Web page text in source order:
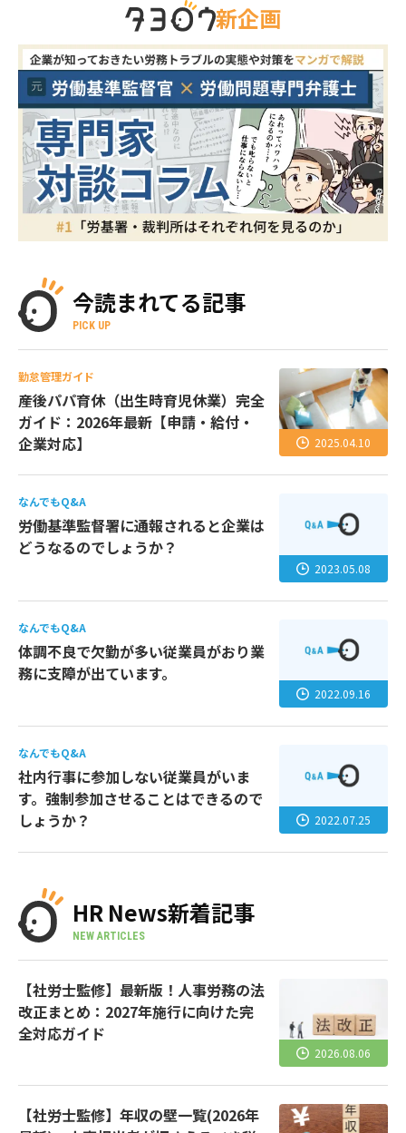
新企画
今読まれてる記事
PICK UP
勤怠管理ガイド
産後パパ育休（出生時育児休業）完全
ガイド：2026年最新【申請・給付・
企業対応】
2025.04.10
なんでもQ&A
労働基準監督署に通報されると企業は
どうなるのでしょうか？
2023.05.08
なんでもQ&A
体調不良で欠勤が多い従業員がおり業
務に支障が出ています。
2022.09.16
なんでもQ&A
社内行事に参加しない従業員がいま
す。強制参加させることはできるので
しょうか？
2022.07.25
HR News新着記事
NEW ARTICLES
【社労士監修】最新版！人事労務の法
改正まとめ：2027年施行に向けた完
全対応ガイド
2026.08.06
【社労士監修】年収の壁一覧(2026年